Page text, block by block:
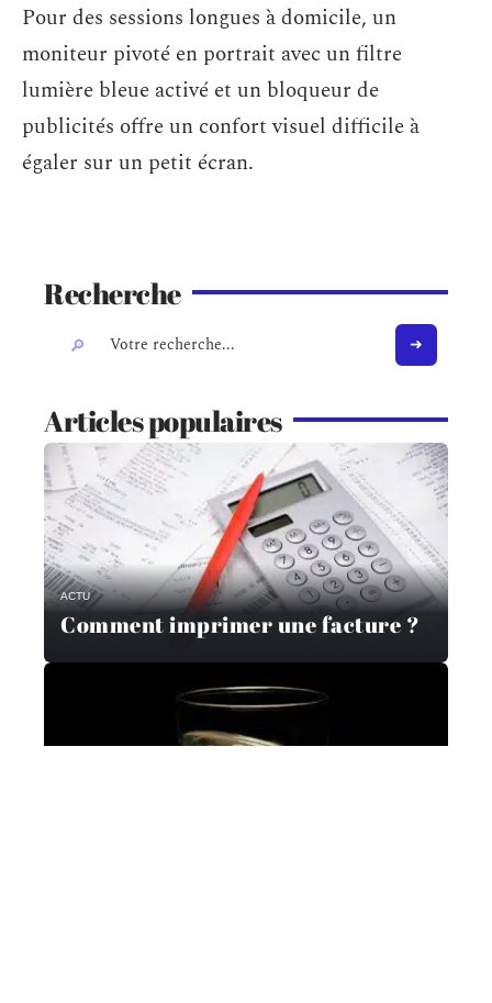
Pour des sessions longues à domicile, un
moniteur pivoté en portrait avec un filtre
lumière bleue activé et un bloqueur de
publicités offre un confort visuel difficile à
égaler sur un petit écran.
Recherche
Articles populaires
ACTU
Comment imprimer une facture ?